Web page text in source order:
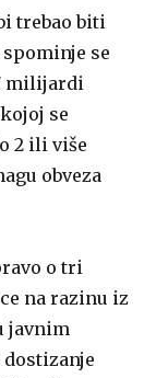
trebao biti
se
milijardi
se
2 ili više
obveza
o tri
na razinu iz
javnim